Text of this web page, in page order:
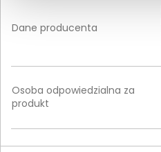
Dane producenta
Osoba odpowiedzialna za
produkt